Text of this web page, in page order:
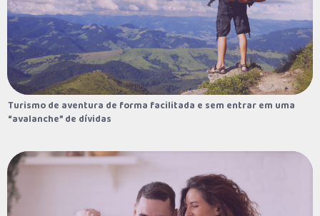
Turismo de aventura de forma facilitada e sem entrar em uma
“avalanche” de dívidas
Como escolher o melhor fotógrafo de
festa para cada evento comemorativo
19/08/2022
Faça você mesmo: reaproveitando
materiais de reforma
Filho de peixe, peixinho é: quando a paixão
pelo automobilismo passa de geração em
geração
14/08/2022
Turismo de aventura de forma facilitada e sem entrar em uma
“avalanche” de dívidas